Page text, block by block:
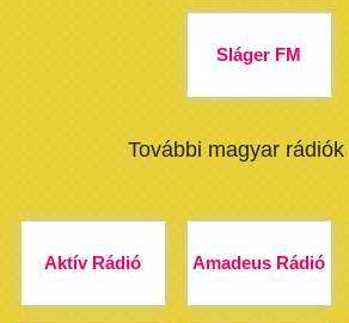
Sláger FM
További magyar
Aktív Rádió Amadeus Rádió